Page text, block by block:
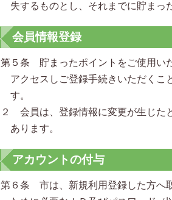
失するものとし、それまでに貯まっ
会員情報登録
第５条 貯まったポイントをご使用い
アクセスしご登録手続きいただくこ
す。
２ 会員は、登録情報に変更が生じた
あります。
アカウントの付与
第６条 市は、新規利用登録した方へ